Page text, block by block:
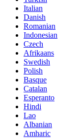
Italian
Danish
Romanian
Indonesian
Czech
Afrikaans
Swedish
Polish
Basque
Catalan
Esperanto
Hindi
Lao
Albanian
Amharic